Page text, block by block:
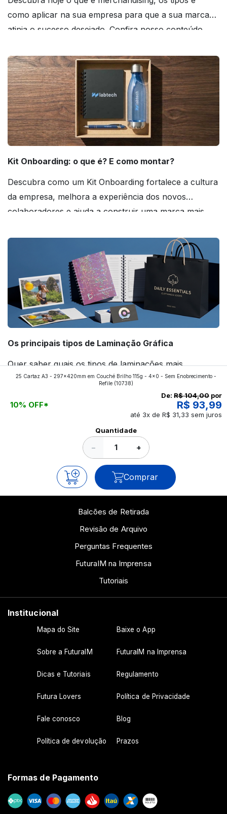
como aplicar na sua empresa para que a sua marca
atinja o sucesso desejado. Confira nosso conteúdo
Kit Onboarding: o que é? E como montar?
Descubra como um Kit Onboarding fortalece a cultura
da empresa, melhora a experiência dos novos
colaboradores e ajuda a construir uma marca mais
Os principais tipos de Laminação Gráfica
Quer saber quais os tipos de laminações mais
aplicados nos impressos da gráfica FuturaIM? Então,
continue a leitura que vamos revelar para você!
25 Cartaz A3 - 297x420mm em Couché Brilho 115g - 4x0 - Sem Enobrecimento -
Refile (10738)
10% OFF*
De: R$ 104,00 por
R$ 93,99
até 3x de R$ 31,33 sem juros
Quantidade
− +
Comprar
Balcões de Retirada
Revisão de Arquivo
Perguntas Frequentes
FuturaIM na Imprensa
Tutoriais
Institucional
Mapa do Site Baixe o App
Sobre a FuturaIM FuturaIM na Imprensa
Dicas e Tutoriais Regulamento
Futura Lovers Política de Privacidade
Fale conosco Blog
Política de devolução Prazos
Formas de Pagamento